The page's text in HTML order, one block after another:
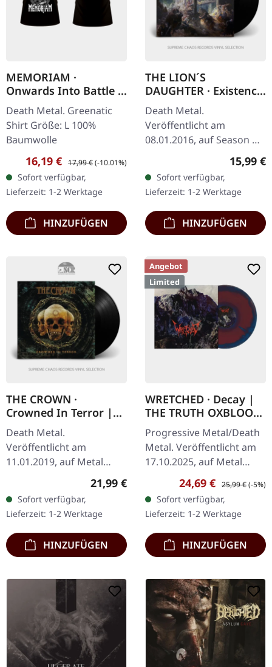
MEMORIAM ·
Onwards Into Battle |
T-SHIRT
Death Metal. Greenatic
Shirt Größe: L 100%
Baumwolle
Verkaufspreis:
16,19 € Regulärer Preis:
17,99 €(-10.01%)
Sofort verfügbar,
Lieferzeit: 1-2 Werktage
HINZUFÜGEN
THE LION´S
DAUGHTER · Existence
Is Horror | BLACK LP
Death Metal.
Veröffentlicht am
08.01.2016, auf Season Of
Mist. Schwarzes Vinyl im
Gatefold-Cover. The Lion's
Daughter liefern mit
"Existence Is…
15,99 €
Sofort verfügbar,
Lieferzeit: 1-2 Werktage
HINZUFÜGEN
THE CROWN ·
Crowned In Terror |
BLACK LP
Death Metal.
Veröffentlicht am
11.01.2019, auf Metal
Blade Records. Schwarzes
Vinyl mit Poster. Als Feier
der rohen Intensität und
schieren Wildheit…
Regulärer Preis:
21,99 €
Sofort verfügbar,
Lieferzeit: 1-2 Werktage
HINZUFÜGEN
Angebot
Limited
WRETCHED · Decay |
THE TRUTH OXBLOOD
BLUE SILVER LP
Progressive Metal/Death
Metal. Veröffentlicht am
17.10.2025, auf Metal
Blade Records.
Dunkelrot/Blau/Silber
"The Truth" Vinyl mit
Insert und…
Verkaufspreis:
24,69 € Regulärer
25,99 €(-5%)
Sofort verfügbar,
Lieferzeit: 1-2 Werktage
HINZUFÜGEN